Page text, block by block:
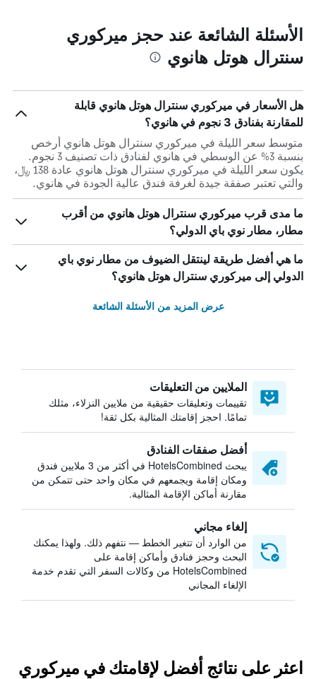
الأسئلة الشائعة عند حجز ميركوري
سنترال هوتل هانوي
هل الأسعار في ميركوري سنترال هوتل هانوي قابلة
للمقارنة بفنادق 3 نجوم في هانوي؟
متوسط سعر الليلة في ميركوري سنترال هوتل هانوي أرخص
بنسبة 3% عن الوسطي في هانوي لفنادق ذات تصنيف 3 نجوم.
يكون سعر الليلة في ميركوري سنترال هوتل هانوي عادة 138 ﷼،
والتي تعتبر صفقة جيدة لغرفة فندق عالية الجودة في هانوي.
ما مدى قرب ميركوري سنترال هوتل هانوي من أقرب
مطار، مطار نوي باي الدولي؟
ما هي أفضل طريقة لينتقل الضيوف من مطار نوي باي
الدولي إلى ميركوري سنترال هوتل هانوي؟
عرض المزيد من الأسئلة الشائعة
الملايين من التعليقات
تقييمات وتعليقات حقيقية من ملايين النزلاء، مثلك
تمامًا. احجز إقامتك المثالية بكل ثقة!
أفضل صفقات الفنادق
يبحث HotelsCombined في أكثر من 3 ملايين فندق
ومكان إقامة ويجمعهم في مكان واحد حتى تتمكن من
مقارنة أماكن الإقامة المثالية.
إلغاء مجاني
من الوارد أن تتغير الخطط — نتفهم ذلك. ولهذا يمكنك
البحث وحجز فنادق وأماكن إقامة على
HotelsCombined من وكالات السفر التي تقدم خدمة
الإلغاء المجاني
اعثر على نتائج أفضل لإقامتك في ميركوري